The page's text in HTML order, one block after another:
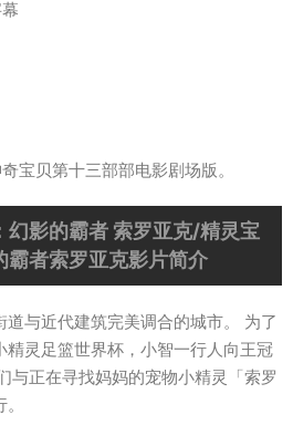
宝贝第十三部部电影剧场版。
幻影的霸者 索罗亚克/精灵宝
霸者索罗亚克影片简介
与近代建筑完美调合的城市。 为了
灵足篮世界杯，小智一行人向王冠
与正在寻找妈妈的宠物小精灵「索罗